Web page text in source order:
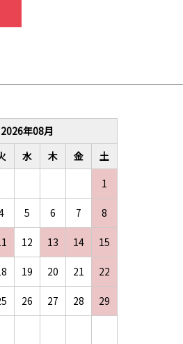
2026年08月
水 木 金
土
1
5 6 7 8
12 13 14 15
19 20 21 22
26 27 28 29